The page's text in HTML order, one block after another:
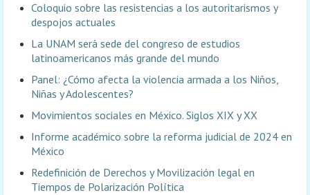
Coloquio sobre las resistencias a los autoritarismos y
despojos actuales
La UNAM será sede del congreso de estudios
latinoamericanos más grande del mundo
Panel: ¿Cómo afecta la violencia armada a los Niños,
Niñas y Adolescentes?
Movimientos sociales en México. Siglos XIX y XX
Informe académico sobre la reforma judicial de 2024 en
México
Redefinición de Derechos y Movilización legal en
Tiempos de Polarización Política